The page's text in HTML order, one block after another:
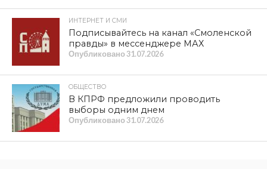
ИНТЕРНЕТ И СМИ
Подписывайтесь на канал «Смоленской
правды» в мессенджере МАХ
Опубликовано31.07.2026
ОБЩЕСТВО
В КПРФ предложили проводить
выборы одним днем
Опубликовано31.07.2026